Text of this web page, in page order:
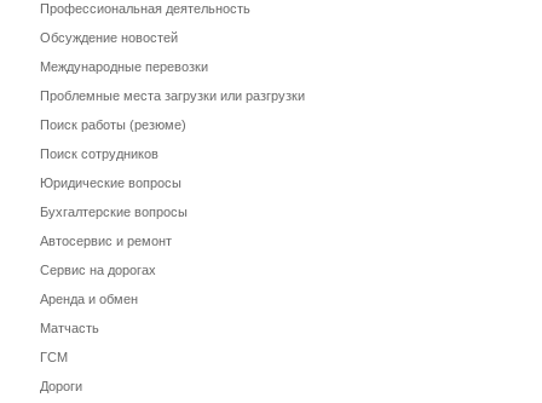
Профессиональная деятельность
Обсуждение новостей
Международные перевозки
Проблемные места загрузки или разгрузки
Поиск работы (резюме)
Поиск сотрудников
Юридические вопросы
Бухгалтерские вопросы
Автосервис и ремонт
Сервис на дорогах
Аренда и обмен
Матчасть
ГСМ
Дороги